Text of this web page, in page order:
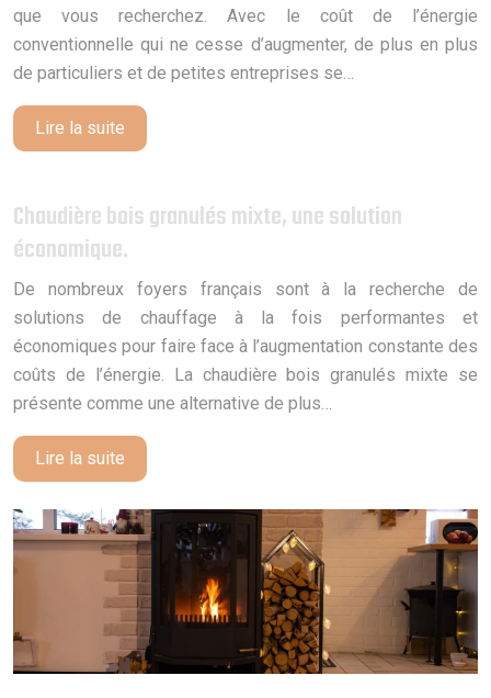
que vous recherchez. Avec le coût de l’énergie
conventionnelle qui ne cesse d’augmenter, de plus en plus
de particuliers et de petites entreprises se…
Lire la suite
Chaudière bois granulés mixte, une solution
économique.
De nombreux foyers français sont à la recherche de
solutions de chauffage à la fois performantes et
économiques pour faire face à l’augmentation constante des
coûts de l’énergie. La chaudière bois granulés mixte se
présente comme une alternative de plus…
Lire la suite